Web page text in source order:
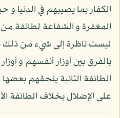
الكفار بما يصيبهم في الدنيا
المغفرة و الشفاعة لطائفة من
ليست ناظرة إلى شيء من ذلك
بالفرق بين أوزار أنفسهم و
الطائفة الثانية يلحقهم
على الإضلال بخلاف الطائفة